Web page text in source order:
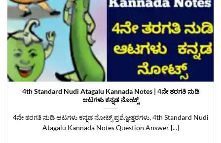
4th Standard Nudi Atagalu Kannada Notes | 4ನೇ ತರಗತಿ ನುಡಿ
ಆಟಗಳು ಕನ್ನಡ ನೋಟ್ಸ್
4ನೇ ತರಗತಿ ನುಡಿ ಆಟಗಳು ಕನ್ನಡ ನೋಟ್ಸ್ ಪ್ರಶ್ನೋತ್ತರಗಳು, 4th Standard Nudi
Atagalu Kannada Notes Question Answer [...]